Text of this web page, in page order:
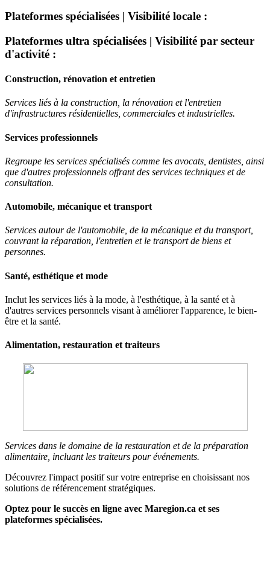
Plateformes spécialisées | Visibilité locale :
Plateformes ultra spécialisées | Visibilité par secteur
d'activité :
Construction, rénovation et entretien
Services liés à la construction, la rénovation et l'entretien
d'infrastructures résidentielles, commerciales et industrielles.
Services professionnels
Regroupe les services spécialisés comme les avocats, dentistes, ainsi
que d'autres professionnels offrant des services techniques et de
consultation.
Automobile, mécanique et transport
Services autour de l'automobile, de la mécanique et du transport,
couvrant la réparation, l'entretien et le transport de biens et
personnes.
Santé, esthétique et mode
Inclut les services liés à la mode, à l'esthétique, à la santé et à
d'autres services personnels visant à améliorer l'apparence, le bien-
être et la santé.
Alimentation, restauration et traiteurs
Services dans le domaine de la restauration et de la préparation
alimentaire, incluant les traiteurs pour événements.
Découvrez l'impact positif sur votre entreprise en choisissant nos
solutions de référencement stratégiques.
Optez pour le succès en ligne avec Maregion.ca et ses
plateformes spécialisées.